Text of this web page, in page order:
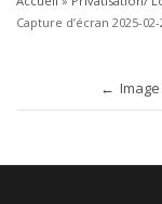
Capture d’écran 2025-02-